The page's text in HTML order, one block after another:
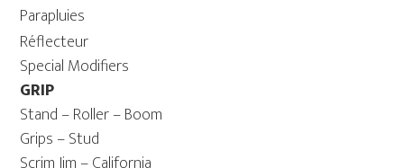
Parapluies
Réflecteur
Special Modifiers
GRIP
Stand – Roller – Boom
Grips – Stud